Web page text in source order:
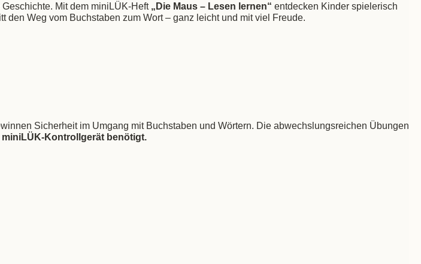
Mit dem miniLÜK-Heft „Die Maus – Lesen lernen“ entdecken Kinder spielerisch
Weg vom Buchstaben zum Wort – ganz leicht und mit viel Freude.
Sicherheit im Umgang mit Buchstaben und Wörtern. Die abwechslungsreichen Übungen
Kontrollgerät benötigt.